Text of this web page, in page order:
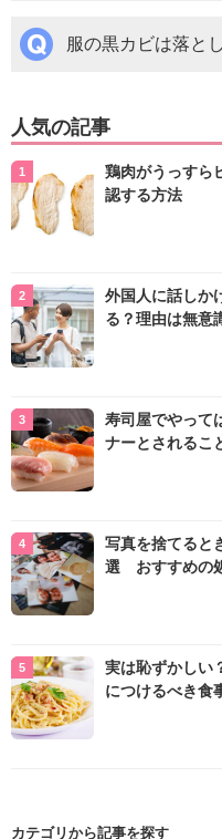
服の黒カビは落と
人気の記事
鶏肉がうっすら
認する方法
外国人に話しか
る？理由は無意
寿司屋でやって
ナーとされるこ
写真を捨てると
選 おすすめの
実は恥ずかしい
につけるべき食
カテゴリから記事を探す